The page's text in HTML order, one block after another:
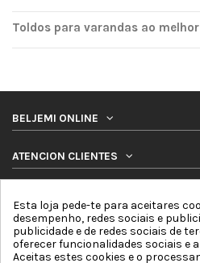
Toldos para varandas ao
BELJEMI ONLINE
ATENCION CLIENTES
SIGA-NOS
Esta loja pede-te para aceitares
desempenho, redes sociais e
publicidade e de redes sociais de
oferecer funcionalidades sociais e
Aceitas estes cookies e o